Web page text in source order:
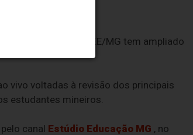
Médio (Enem), a SEE/MG tem ampliado
vivo voltadas à revisão dos principais
estudantes mineiros.
canal Estúdio Educação MG , no